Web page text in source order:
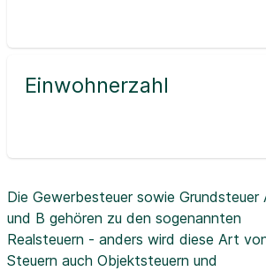
Einwohnerzahl
Die Gewerbesteuer sowie Grundsteuer
und B gehören zu den sogenannten
Realsteuern - anders wird diese Art
Steuern auch Objektsteuern und